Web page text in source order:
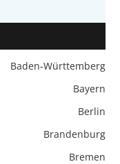
Baden-Württemberg
Bayern
Berlin
Brandenburg
Bremen